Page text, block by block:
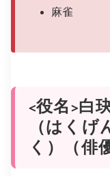
麻雀
<役名>白
（はく
く）（俳